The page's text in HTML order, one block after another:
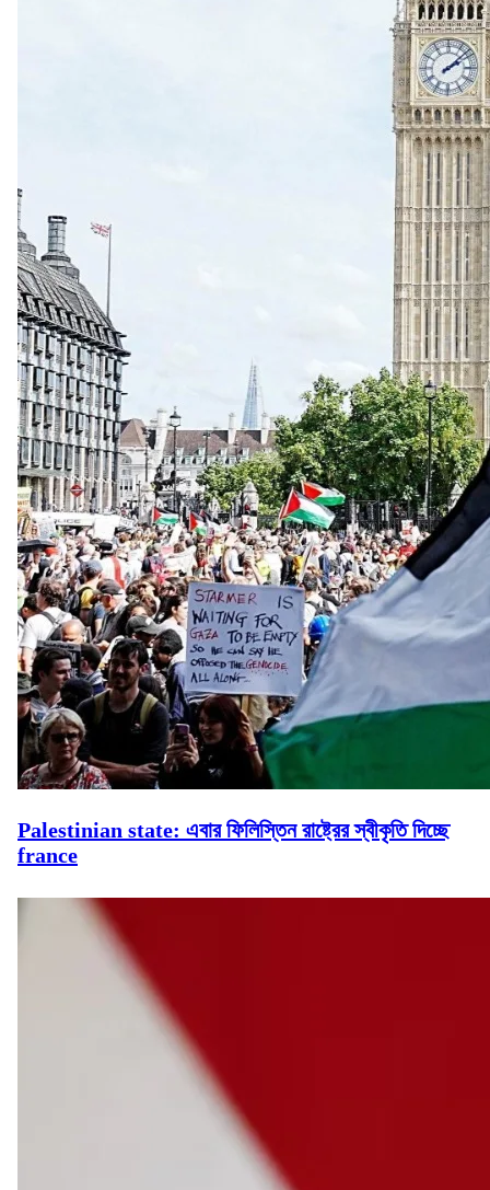
Palestinian state: এবার ফিলিস্তিন রাষ্ট্রের স্বীকৃতি দিচ্ছে
france